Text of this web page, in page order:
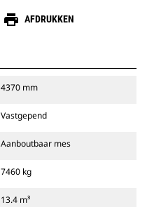
print AFDRUKKEN
4370 mm
Vastgepend
Aanboutbaar mes
7460 kg
13.4 m³